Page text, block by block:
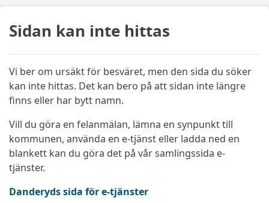
Sidan kan inte hittas
Vi ber om ursäkt för besväret, men den sida du söker
kan inte hittas. Det kan bero på att sidan inte längre
finns eller har bytt namn.
Vill du göra en felanmälan, lämna en synpunkt till
kommunen, använda en e-tjänst eller ladda ned en
blankett kan du göra det på vår samlingssida e-
tjänster.
Danderyds sida för e-tjänster